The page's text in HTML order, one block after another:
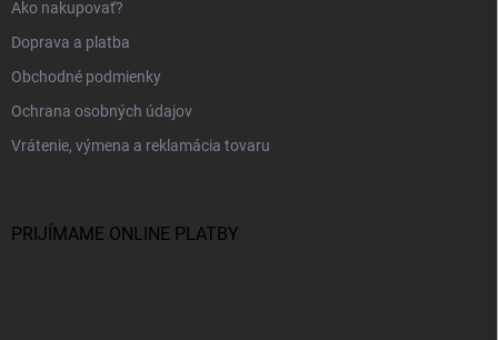
Ako nakupovať?
Doprava a platba
Obchodné podmienky
Ochrana osobných údajov
Vrátenie, výmena a reklamácia tovaru
PRIJÍMAME ONLINE PLATBY